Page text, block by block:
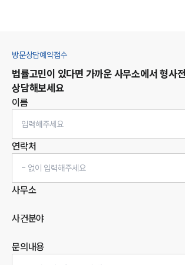
방문상담예약접수
법률고민이 있다면 가까운 사무소에서 형사
상담해보세요
이름
연락처
사무소
사건분야
문의내용